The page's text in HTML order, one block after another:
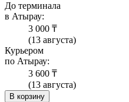
До терминала
в Атырау:
3 000 ₸
(13 августа)
Курьером
по Атырау:
3 600 ₸
(13 августа)
В корзину